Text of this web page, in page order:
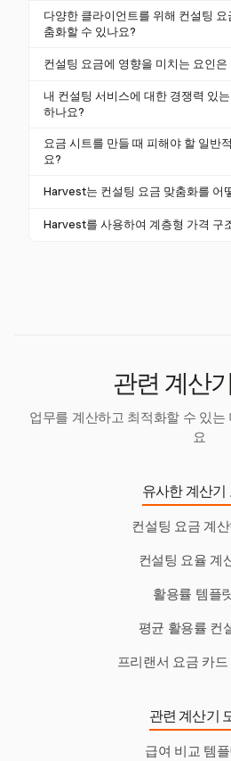
컨설팅 요금 시트에는 명확한 서
선택한 가격 모델(시간당, 프로
을 명시해야 합니다.
다양한 클라이언트를 위해 컨설팅
춤화할 수 있나요?
요금 시트를 맞춤화하려면 각 클
는 유연한 요금 설정과 계층형 가
다양한 클라이언트 요구를 수용
컨설팅 요금에 영향을 미치는 요인은
컨설팅 요금은 경험 수준, 산업
컨설턴트의 가치 제안과 같은 요
설턴트는 더 높은 요금을 요구할
내 컨설팅 서비스에 대한 경쟁력 있
하나요?
경쟁력 있는 요금을 결정하려면
조사를 수행하고, 자신의 경험
계산하세요.
요금 시트를 만들 때 피해야 할 일반
요?
산업 기준을 조사하지 않거나 자
세요. 또한 시장 변화와 성장하
Harvest는 컨설팅 요금 맞춤화를 어
Harvest는 유연한 요금 맞춤화를
Harvest를 사용하여 계층형 가격 구
관련 계산
업무를 계산하고 최적화할 수 있는
요
유사한 계산기
컨설팅 요금 계
컨설팅 요율 계
활용률 템플
평균 활용률 컨
프리랜서 요금 카드
관련 계산기
급여 비교 템플